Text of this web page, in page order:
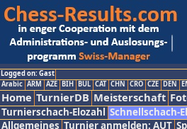
Logged on: Gast
Arabic ARM AZE BIH BUL CAT CHN CRO CZE DEN
Home TurnierDB Meisterschaft
Turnierschach-Elozahl Schnellschach-
Allgemeines Turnier anmelden: AUT